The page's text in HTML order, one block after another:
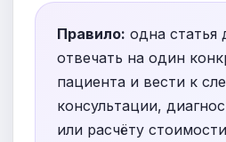
Правило: одна статья
отвечать на один
пациента и вести к
консультации,
или расчёту